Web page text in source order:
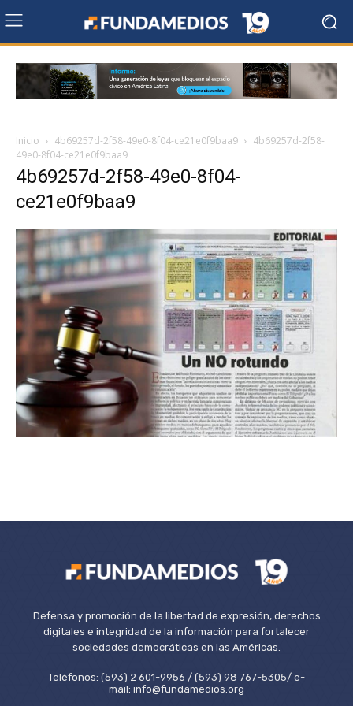
Inicio 4b69257d-2f58-49e0-8f04-ce21e0f9baa9
4b69257d-2f58-
49e0-8f04-ce21e0f9baa9
4b69257d-2f58-49e0-8f04-
ce21e0f9baa9
Defensa y promoción de la libertad de expresión, derechos
digitales e integridad de la información para fortalecer
sociedades democráticas en las Américas.
Teléfonos: (593) 2 601-9956 / (593) 98 767-5305/ e-
mail: info@fundamedios.org